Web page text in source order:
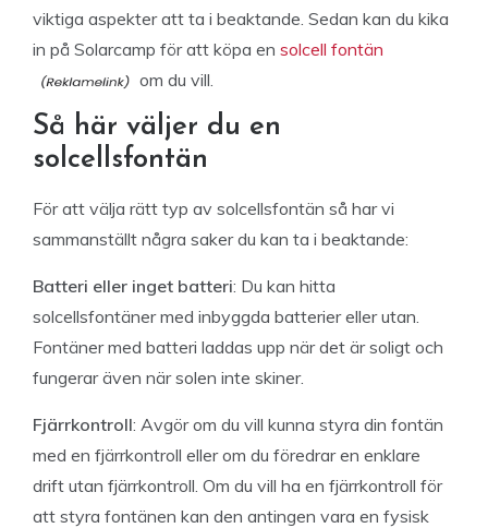
viktiga aspekter att ta i beaktande. Sedan kan du kika
in på Solarcamp för att köpa en solcell fontän
om du vill.
Så här väljer du en
solcellsfontän
För att välja rätt typ av solcellsfontän så har vi
sammanställt några saker du kan ta i beaktande:
Batteri eller inget batteri: Du kan hitta
solcellsfontäner med inbyggda batterier eller utan.
Fontäner med batteri laddas upp när det är soligt och
fungerar även när solen inte skiner.
Fjärrkontroll: Avgör om du vill kunna styra din fontän
med en fjärrkontroll eller om du föredrar en enklare
drift utan fjärrkontroll. Om du vill ha en fjärrkontroll för
att styra fontänen kan den antingen vara en fysisk